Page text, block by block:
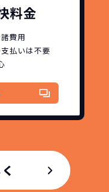
料金
費用
支払いは不要
だく
め
を選べます。
、車両を必
前提とするこ
車の選択が
勤、家族が増
況に合わせ
いません
に乗換
用が
車税｣はコミ
検時にかかる
険料｣「整備